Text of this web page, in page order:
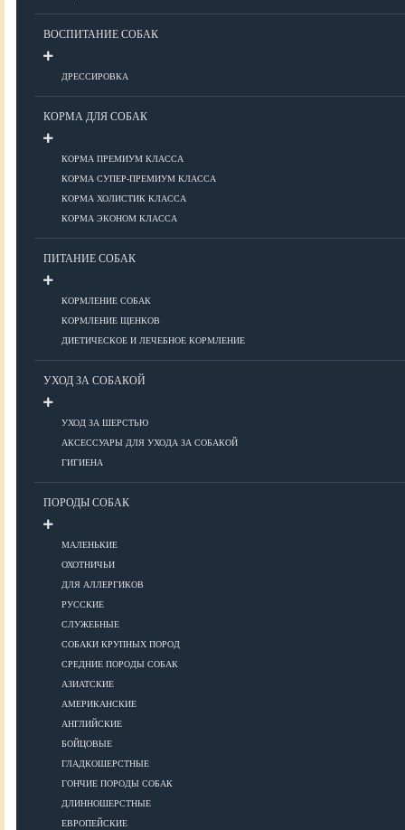
ВОСПИТАНИЕ СОБАК
ДРЕССИРОВКА
КОРМА ДЛЯ СОБАК
КОРМА ПРЕМИУМ КЛАССА
КОРМА СУПЕР-ПРЕМИУМ КЛАССА
КОРМА ХОЛИСТИК КЛАССА
КОРМА ЭКОНОМ КЛАССА
ПИТАНИЕ СОБАК
КОРМЛЕНИЕ СОБАК
КОРМЛЕНИЕ ЩЕНКОВ
ДИЕТИЧЕСКОЕ И ЛЕЧЕБНОЕ КОРМЛЕНИЕ
УХОД ЗА СОБАКОЙ
УХОД ЗА ШЕРСТЬЮ
АКСЕССУАРЫ ДЛЯ УХОДА ЗА СОБАКОЙ
ГИГИЕНА
ПОРОДЫ СОБАК
МАЛЕНЬКИЕ
ОХОТНИЧЬИ
ДЛЯ АЛЛЕРГИКОВ
РУССКИЕ
СЛУЖЕБНЫЕ
СОБАКИ КРУПНЫХ ПОРОД
СРЕДНИЕ ПОРОДЫ СОБАК
АЗИАТСКИЕ
АМЕРИКАНСКИЕ
АНГЛИЙСКИЕ
БОЙЦОВЫЕ
ГЛАДКОШЕРСТНЫЕ
ГОНЧИЕ ПОРОДЫ СОБАК
ДЛИННОШЕРСТНЫЕ
ЕВРОПЕЙСКИЕ
Для аллергиков
Лысые
Русские
Длинношерстные
Рейтинги пород
ВСЕ О СОБАКАХ
ЗДОРОВЬЕ
Болезни глаз
Болезни ЖКТ
Болезни мочеполовой системы
Болезни ОДА
Болезни органов дыхания
Болезни сердца
Заболевания нервной системы
Инфекционные болезни
Кожные заболевания
Прочие болезни
Препараты
ВОСПИТАНИЕ
КОРМА
Корма холистик класса